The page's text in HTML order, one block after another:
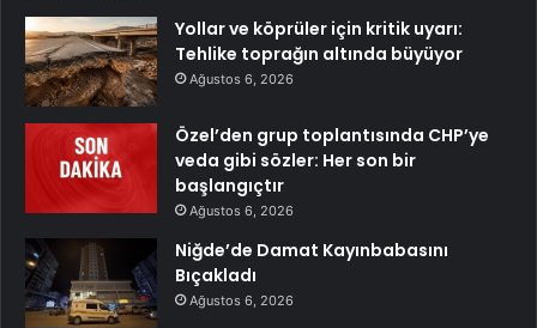
Yollar ve köprüler için kritik uyarı:
Tehlike toprağın altında büyüyor
Ağustos 6, 2026
Özel’den grup toplantısında CHP’ye
veda gibi sözler: Her son bir
başlangıçtır
Ağustos 6, 2026
Niğde’de Damat Kayınbabasını
Bıçakladı
Ağustos 6, 2026